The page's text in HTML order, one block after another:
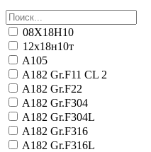
08Х18Н10
12х18н10т
A105
A182 Gr.F11 CL 2
A182 Gr.F22
A182 Gr.F304
A182 Gr.F304L
A182 Gr.F316
A182 Gr.F316L